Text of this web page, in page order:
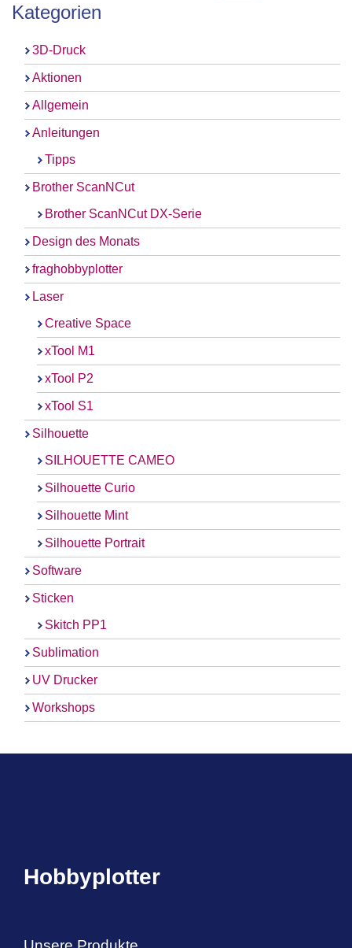
Kategorien
3D-Druck
Aktionen
Allgemein
Anleitungen
Tipps
Brother ScanNCut
Brother ScanNCut DX-Serie
Design des Monats
fraghobbyplotter
Laser
Creative Space
xTool M1
xTool P2
xTool S1
Silhouette
SILHOUETTE CAMEO
Silhouette Curio
Silhouette Mint
Silhouette Portrait
Software
Sticken
Skitch PP1
Sublimation
UV Drucker
Workshops
Hobbyplotter